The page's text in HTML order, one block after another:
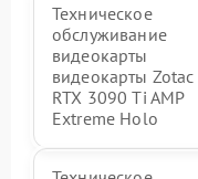
Техническое
обслуживание
видеокарты
видеокарты Zotac
RTX 3090 Ti AMP
Extreme Holo